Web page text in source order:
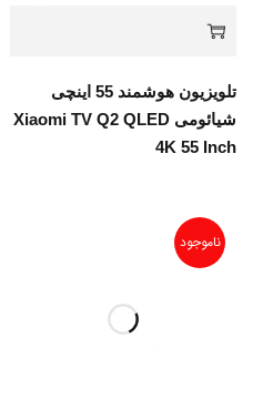
تلویزیون هوشمند 55 اینچی
شیائومی Xiaomi TV Q2 QLED
4K 55 Inch
ناموجود